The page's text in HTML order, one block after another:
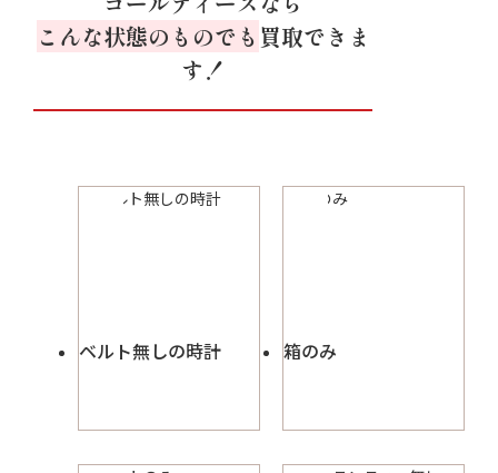
こんな状態のものでも 買取できま
す！
ベルト無しの時計 箱のみ